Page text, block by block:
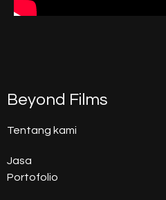
Beyond Films
Tentang kami
Jasa
Portofolio